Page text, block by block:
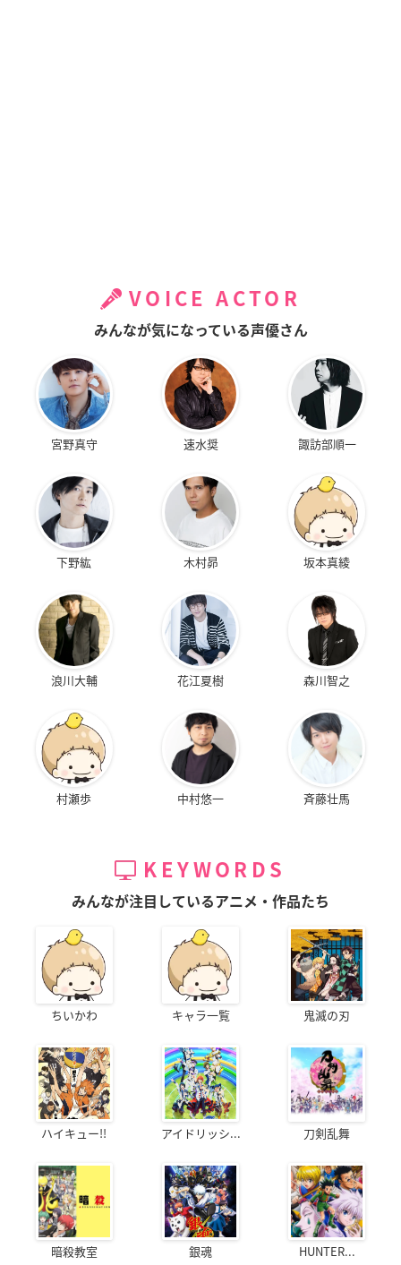
VOICE ACTOR
みんなが気になっている声優さん
宮野真守 速水奨 諏訪部順一
下野紘 木村昴 坂本真綾
浪川大輔 花江夏樹 森川智之
村瀬歩 中村悠一 斉藤壮馬
KEYWORDS
みんなが注目しているアニメ・作品たち
ちいかわ キャラ一覧 鬼滅の刃
ハイキュー!! アイドリッシ... 刀剣乱舞
暗殺教室 銀魂 HUNTER...